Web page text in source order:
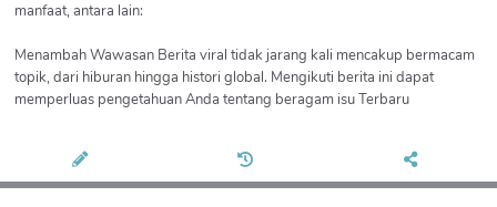
manfaat, antara lain:
Menambah Wawasan Berita viral tidak jarang kali mencakup bermacam
topik, dari hiburan hingga histori global. Mengikuti berita ini dapat
memperluas pengetahuan Anda tentang beragam isu Terbaru